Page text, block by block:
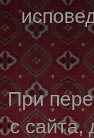
При
с сайта,